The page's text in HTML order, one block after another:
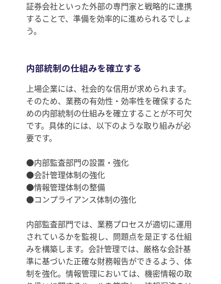
証券会社といった外部の専門家と戦略的に連携
することで、準備を効率的に進められるでしょ
う。
内部統制の仕組みを確立する
上場企業には、社会的な信用が求められます。
そのため、業務の有効性・効率性を確保するた
めの内部統制の仕組みを確立することが不可欠
です。具体的には、以下のような取り組みが必
要です。
●内部監査部門の設置・強化
●会計管理体制の強化
●情報管理体制の整備
●コンプライアンス体制の強化
内部監査部門では、業務プロセスが適切に運用
されているかを監視し、問題点を是正する仕組
みを構築します。会計管理では、厳格な会計基
準に基づいた正確な財務報告ができるよう、体
制を強化。情報管理においては、機密情報の取